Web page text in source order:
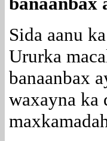
Sida aanu
Ururka
banaanbax
waxayna ka